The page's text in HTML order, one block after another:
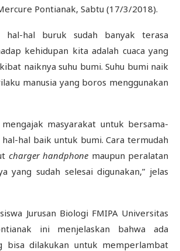
Pontianak, Sabtu (17/3/2018).
hal-hal buruk sudah banyak terasa
kehidupan kita adalah cuaca yang
naiknya suhu bumi. Suhu bumi naik
manusia yang boros menggunakan
masyarakat untuk bersama-
hal baik untuk bumi. Cara termudah
charger handphone maupun peralatan
yang sudah selesai digunakan,” jelas
Jurusan Biologi FMIPA Universitas
ini menjelaskan bahwa ada
bisa dilakukan untuk memperlambat